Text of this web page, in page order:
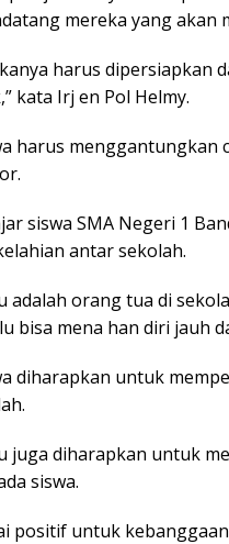
mereka yang akan
harus dipersiapkan
kata Irj en Pol Helmy.
harus
siswa SMA Negeri 1
antar sekolah.
adalah orang tua di
bisa mena han diri jauh
diharapkan untuk
juga diharapkan untuk
siswa.
positif untuk